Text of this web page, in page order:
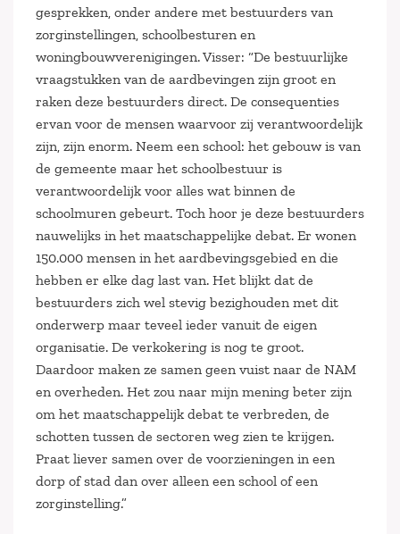
gesprekken, onder andere met bestuurders van
zorginstellingen, schoolbesturen en
woningbouwverenigingen. Visser: “De bestuurlijke
vraagstukken van de aardbevingen zijn groot en
raken deze bestuurders direct. De consequenties
ervan voor de mensen waarvoor zij verantwoordelijk
zijn, zijn enorm. Neem een school: het gebouw is van
de gemeente maar het schoolbestuur is
verantwoordelijk voor alles wat binnen de
schoolmuren gebeurt. Toch hoor je deze bestuurders
nauwelijks in het maatschappelijke debat. Er wonen
150.000 mensen in het aardbevingsgebied en die
hebben er elke dag last van. Het blijkt dat de
bestuurders zich wel stevig bezighouden met dit
onderwerp maar teveel ieder vanuit de eigen
organisatie. De verkokering is nog te groot.
Daardoor maken ze samen geen vuist naar de NAM
en overheden. Het zou naar mijn mening beter zijn
om het maatschappelijk debat te verbreden, de
schotten tussen de sectoren weg zien te krijgen.
Praat liever samen over de voorzieningen in een
dorp of stad dan over alleen een school of een
zorginstelling.”